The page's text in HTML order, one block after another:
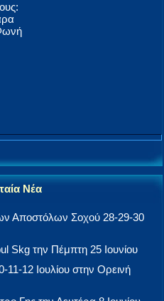
Νέα
Αποστόλων Σοχού 28-29-30
Skg την Πέμπτη 25 Ιουνίου
12 Ιουλίου στην Ορεινή